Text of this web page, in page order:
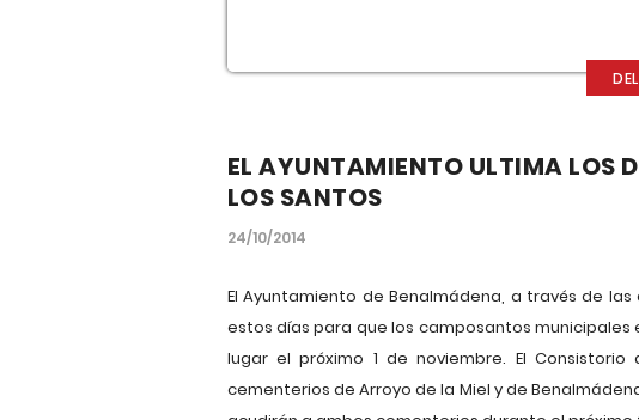
EL AYUNTAMIENTO ULTIMA LOS
LOS SANTOS
24/10/2014
El Ayuntamiento de Benalmádena, a través de
estos días para que los camposantos
lugar el próximo 1 de noviembre. El
cementerios de Arroyo de la Miel y de